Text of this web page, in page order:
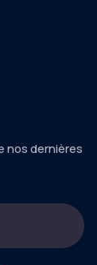
nos dernières